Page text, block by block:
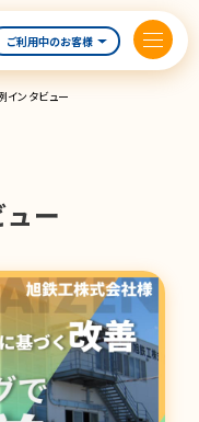
ご利用中のお客様
インタビュー
ー